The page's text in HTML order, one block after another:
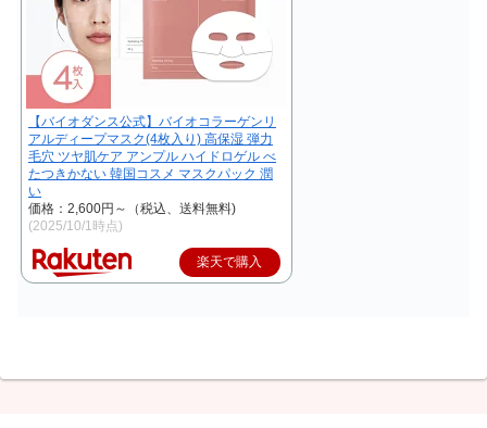
【バイオダンス公式】バイオコラーゲンリ
アルディープマスク(4枚入り) 高保湿 弾力
毛穴 ツヤ肌ケア アンプル ハイドロゲル べ
たつきかない 韓国コスメ マスクパック 潤
い
価格：2,600円～（税込、送料無料)
(2025/10/1時点)
楽天で購入